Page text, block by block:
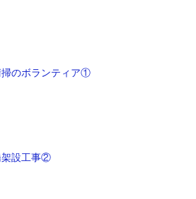
掃のボランティア①
架設工事②